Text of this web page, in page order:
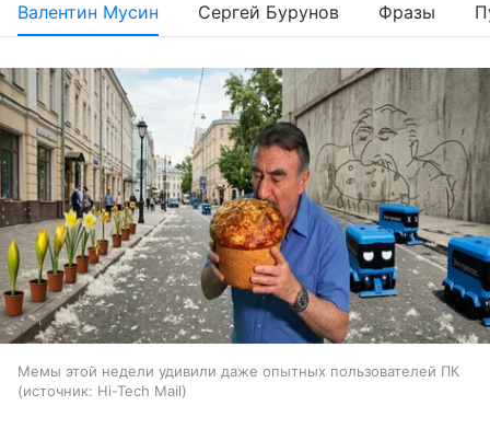
Валентин Мусин Сергей Бурунов Фразы
Мемы этой недели удивили даже опытных пользователей ПК
источник: Hi-Tech Mail